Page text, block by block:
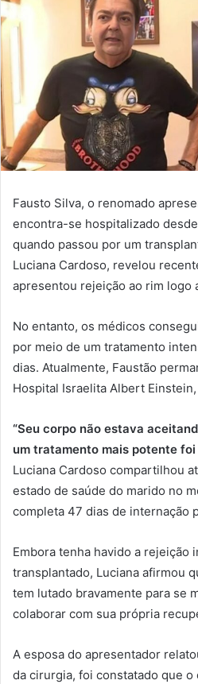
Fausto Silva, o renomado
encontra-se hospitalizado
quando passou por um
Luciana Cardoso, revelou
apresentou rejeição ao rim logo
No entanto, os médicos
por meio de um tratamento
dias. Atualmente, Faustão
Hospital Israelita Albert Einstein,
“Seu corpo não estava
um tratamento mais potente foi
Luciana Cardoso compartilhou
estado de saúde do marido no
completa 47 dias de internação
Embora tenha havido a rejeição
transplantado, Luciana afirmou
tem lutado bravamente para se
colaborar com sua própria
A esposa do apresentador
da cirurgia, foi constatado que o